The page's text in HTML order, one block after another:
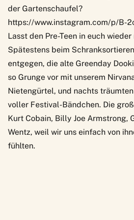
der Gartenschaufel?
https://www.instagram.com/p/B-
Lasst den Pre-Teen in euch wieder
Spätestens beim
entgegen, die alte Greenday
so Grunge vor mit unserem
Nietengürtel, und nachts
voller Festival-Bändchen. Die
Kurt Cobain, Billy Joe Armstrong,
Wentz, weil wir uns einfach von
fühlten.